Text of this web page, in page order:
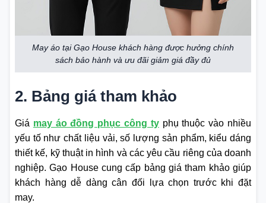
May áo tại Gạo House khách hàng được hưởng chính
sách bảo hành và ưu đãi giảm giá đầy đủ
2. Bảng giá tham khảo
Giá may áo đồng phục công typhụ thuộc vào nhiều
yếu tố như chất liệu vải, số lượng sản phẩm, kiểu dáng
thiết kế, kỹ thuật in hình và các yêu cầu riêng của doanh
nghiệp. Gạo House cung cấp bảng giá tham khảo giúp
khách hàng dễ dàng cân đối lựa chọn trước khi đặt
may.